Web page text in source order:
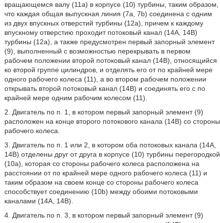
вращающемся валу (11а) в корпусе (10) турбины, таким образом,
что каждая общая выпускная линия (7а, 7b) соединена с одним
из двух впускных отверстий турбины (12а), причем к каждому
впускному отверстию проходит потоковый канал (14А, 14В)
турбины (12а), а также предусмотрен первый запорный элемент
(9), выполненный с возможностью перекрывать в первом
рабочем положении второй потоковый канал (14В), относящийся
ко второй группе цилиндров, и отделять его от по крайней мере
одного рабочего колеса (11), а во втором рабочем положении
открывать второй потоковый канал (14В) и соединять его с по
крайней мере одним рабочим колесом (11).
2. Двигатель по п. 1, в котором первый запорный элемент (9)
расположен на конце второго потокового канала (14В) со стороны
рабочего колеса.
3. Двигатель по п. 1 или 2, в котором оба потоковых канала (14А,
14В) отделены друг от друга в корпусе (10) турбины перегородкой
(10а), которая со стороны рабочего колеса расположена на
расстоянии от по крайней мере одного рабочего колеса (11) и
таким образом на своем конце со стороны рабочего колеса
способствует соединению (10b) между обоими потоковыми
каналами (14А, 14В).
4. Двигатель по п. 3, в котором первый запорный элемент (9)